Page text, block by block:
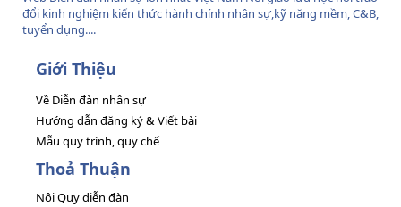
đổi kinh nghiệm kiến thức hành chính nhân sự,kỹ năng mềm, C&B,
tuyển dụng....
Giới Thiệu
Về Diễn đàn nhân sự
Hướng dẫn đăng ký & Viết bài
Mẫu quy trình, quy chế
Thoả Thuận
Nội Quy diễn đàn